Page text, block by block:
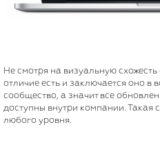
Не смотря на визуальную
отличие есть и заключается оно в
сообщество, а значит все
доступны внутри компании. Такая
любого уровня.